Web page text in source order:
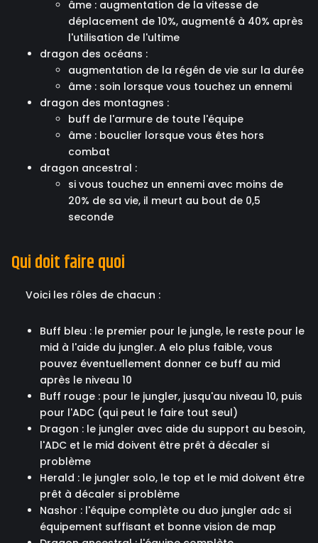
âme : augmentation de la vitesse de
déplacement de 10%, augmenté à 40% après
l'utilisation de l'ultime
dragon des océans :
augmentation de la régén de vie sur la durée
âme : soin lorsque vous touchez un ennemi
dragon des montagnes :
buff de l'armure de toute l'équipe
âme : bouclier lorsque vous êtes hors
combat
dragon ancestral :
si vous touchez un ennemi avec moins de
20% de sa vie, il meurt au bout de 0,5
seconde
Qui doit faire quoi
Voici les rôles de chacun :
Buff bleu : le premier pour le jungle, le reste pour le
mid à l'aide du jungler. A elo plus faible, vous
pouvez éventuellement donner ce buff au mid
après le niveau 10
Buff rouge : pour le jungler, jusqu'au niveau 10, puis
pour l'ADC (qui peut le faire tout seul)
Dragon : le jungler avec aide du support au besoin,
l'ADC et le mid doivent être prêt à décaler si
problème
Herald : le jungler solo, le top et le mid doivent être
prêt à décaler si problème
Nashor : l'équipe complète ou duo jungler adc si
équipement suffisant et bonne vision de map